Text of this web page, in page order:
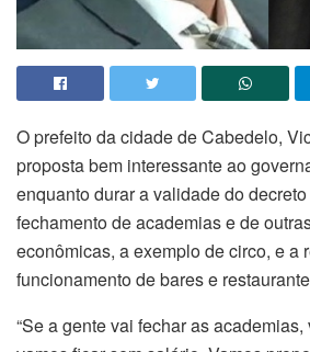
O prefeito da cidade de Cabedelo,
proposta bem interessante ao
enquanto durar a validade do
fechamento de academias e de
econômicas, a exemplo de circo, e a
funcionamento de bares e
“Se a gente vai fechar as